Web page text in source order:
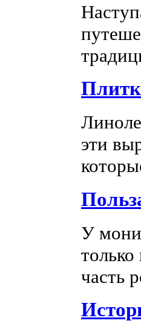
эти
У
часть